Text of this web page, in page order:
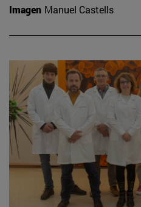
Imagen Manuel Castells